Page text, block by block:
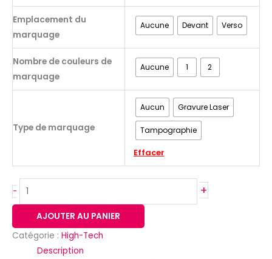
Emplacement du
marquage
Aucune Devant Verso
Nombre de couleurs de
marquage
Aucune 1 2
Type de marquage
Aucun Gravure Laser
Tampographie
Effacer
- +
AJOUTER AU PANIER
Catégorie : High-Tech
Description